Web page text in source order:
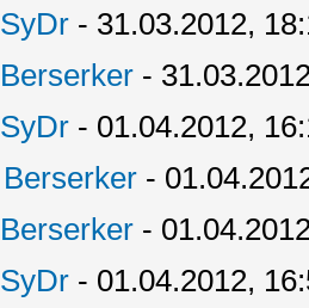
SyDr - 31.03.2012,
Berserker -
SyDr - 01.04.2012,
Berserker -
Berserker -
SyDr - 01.04.2012,